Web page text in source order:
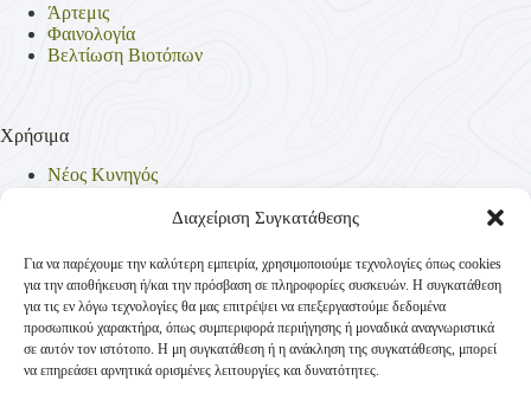
Διαχείριση Συγκατάθεσης
Για να παρέχουμε την καλύτερη εμπειρία, χρησιμοποιούμε τεχνολογίες όπως cookies
για την αποθήκευση ή/και την πρόσβαση σε πληροφορίες συσκευών. Η συγκατάθεση
για τις εν λόγω τεχνολογίες θα μας επιτρέψει να επεξεργαστούμε δεδομένα
προσωπικού χαρακτήρα, όπως συμπεριφορά περιήγησης ή μοναδικά αναγνωριστικά
σε αυτόν τον ιστότοπο. Η μη συγκατάθεση ή η ανάκληση της συγκατάθεσης, μπορεί
να επηρεάσει αρνητικά ορισμένες λειτουργίες και δυνατότητες.
Άρτεμις
Φαινολογία
Βελτίωση Βιοτόπων
Χρήσιμα
Νέος Κυνηγός
Νομοθεσία
Πολιτική Απορρήτου
Πολιτική Cookies (ΕΕ)
Επικοινωνία